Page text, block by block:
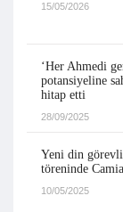
15/05/2026
‘Her Ahmedi
potansiyeline
hitap etti
28/09/2025
Yeni din
töreninde
10/05/2025